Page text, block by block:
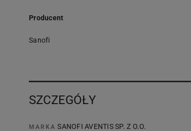
Producent
Sanofi
SZCZEGÓŁY
MARKA SANOFI AVENTIS SP. Z O.O.